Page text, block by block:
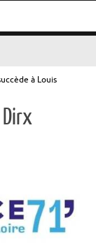
à Louis